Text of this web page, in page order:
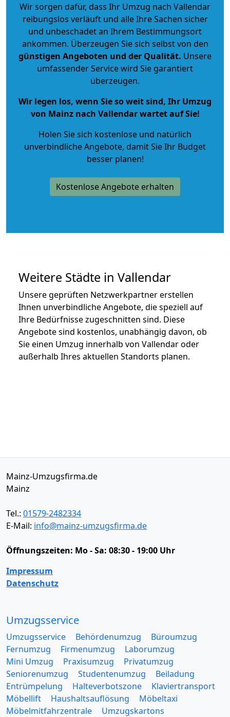
Wir sorgen dafür, dass Ihr Umzug nach Vallendar
reibungslos verläuft und alle Ihre Sachen sicher
und unbeschadet an Ihrem Bestimmungsort
ankommen. Überzeugen Sie sich selbst von den
günstigen Angeboten und der Qualität. Unsere
umfassender Service wird Sie garantiert
überzeugen.
Wir legen los, wenn Sie so weit sind, Ihr Umzug
von Mainz nach Vallendar wartet auf Sie!
Holen Sie sich kostenlose und natürlich
unverbindliche Angebote, damit Sie Ihr Budget
besser planen!
Kostenlose Angebote erhalten
Weitere Städte in Vallendar
Unsere geprüften Netzwerkpartner erstellen
Ihnen unverbindliche Angebote, die speziell auf
Ihre Bedürfnisse zugeschnitten sind. Diese
Angebote sind kostenlos, unabhängig davon, ob
Sie einen Umzug innerhalb von Vallendar oder
außerhalb Ihres aktuellen Standorts planen.
Mainz-Umzugsfirma.de
Mainz
Tel.: 01579-2482334
E-Mail: info@mainz-umzugsfirma.de
Öffnungszeiten: Mo - Sa: 08:30 - 19:00 Uhr
Impressum
Datenschutz
Umzugsservice
Umzugsservice Behördenumzug
Büroumzug
Fernumzug
Firmenumzug
Laborumzug
Mini Umzug
Praxisumzug
Privatumzug
Seniorenumzug
Studentenumzug
Beiladung
Entrümpelung
Halteverbotszone
Klaviertransport
Möbellift
Haushaltsauflösung
Möbeltaxi
Möbelmitfahrzentrale
Umzugskartons